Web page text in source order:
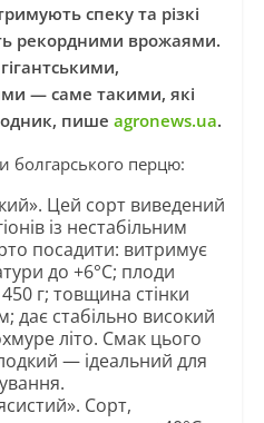
спеку та різкі
рекордними врожаями.
— саме такими, які
пише agronews.ua.
болгарського перцю:
Цей сорт виведений
із нестабільним
посадити: витримує
до +6°C; плоди
г; товщина стінки
дає стабільно високий
літо. Смак цього
— ідеальний для
Сорт,